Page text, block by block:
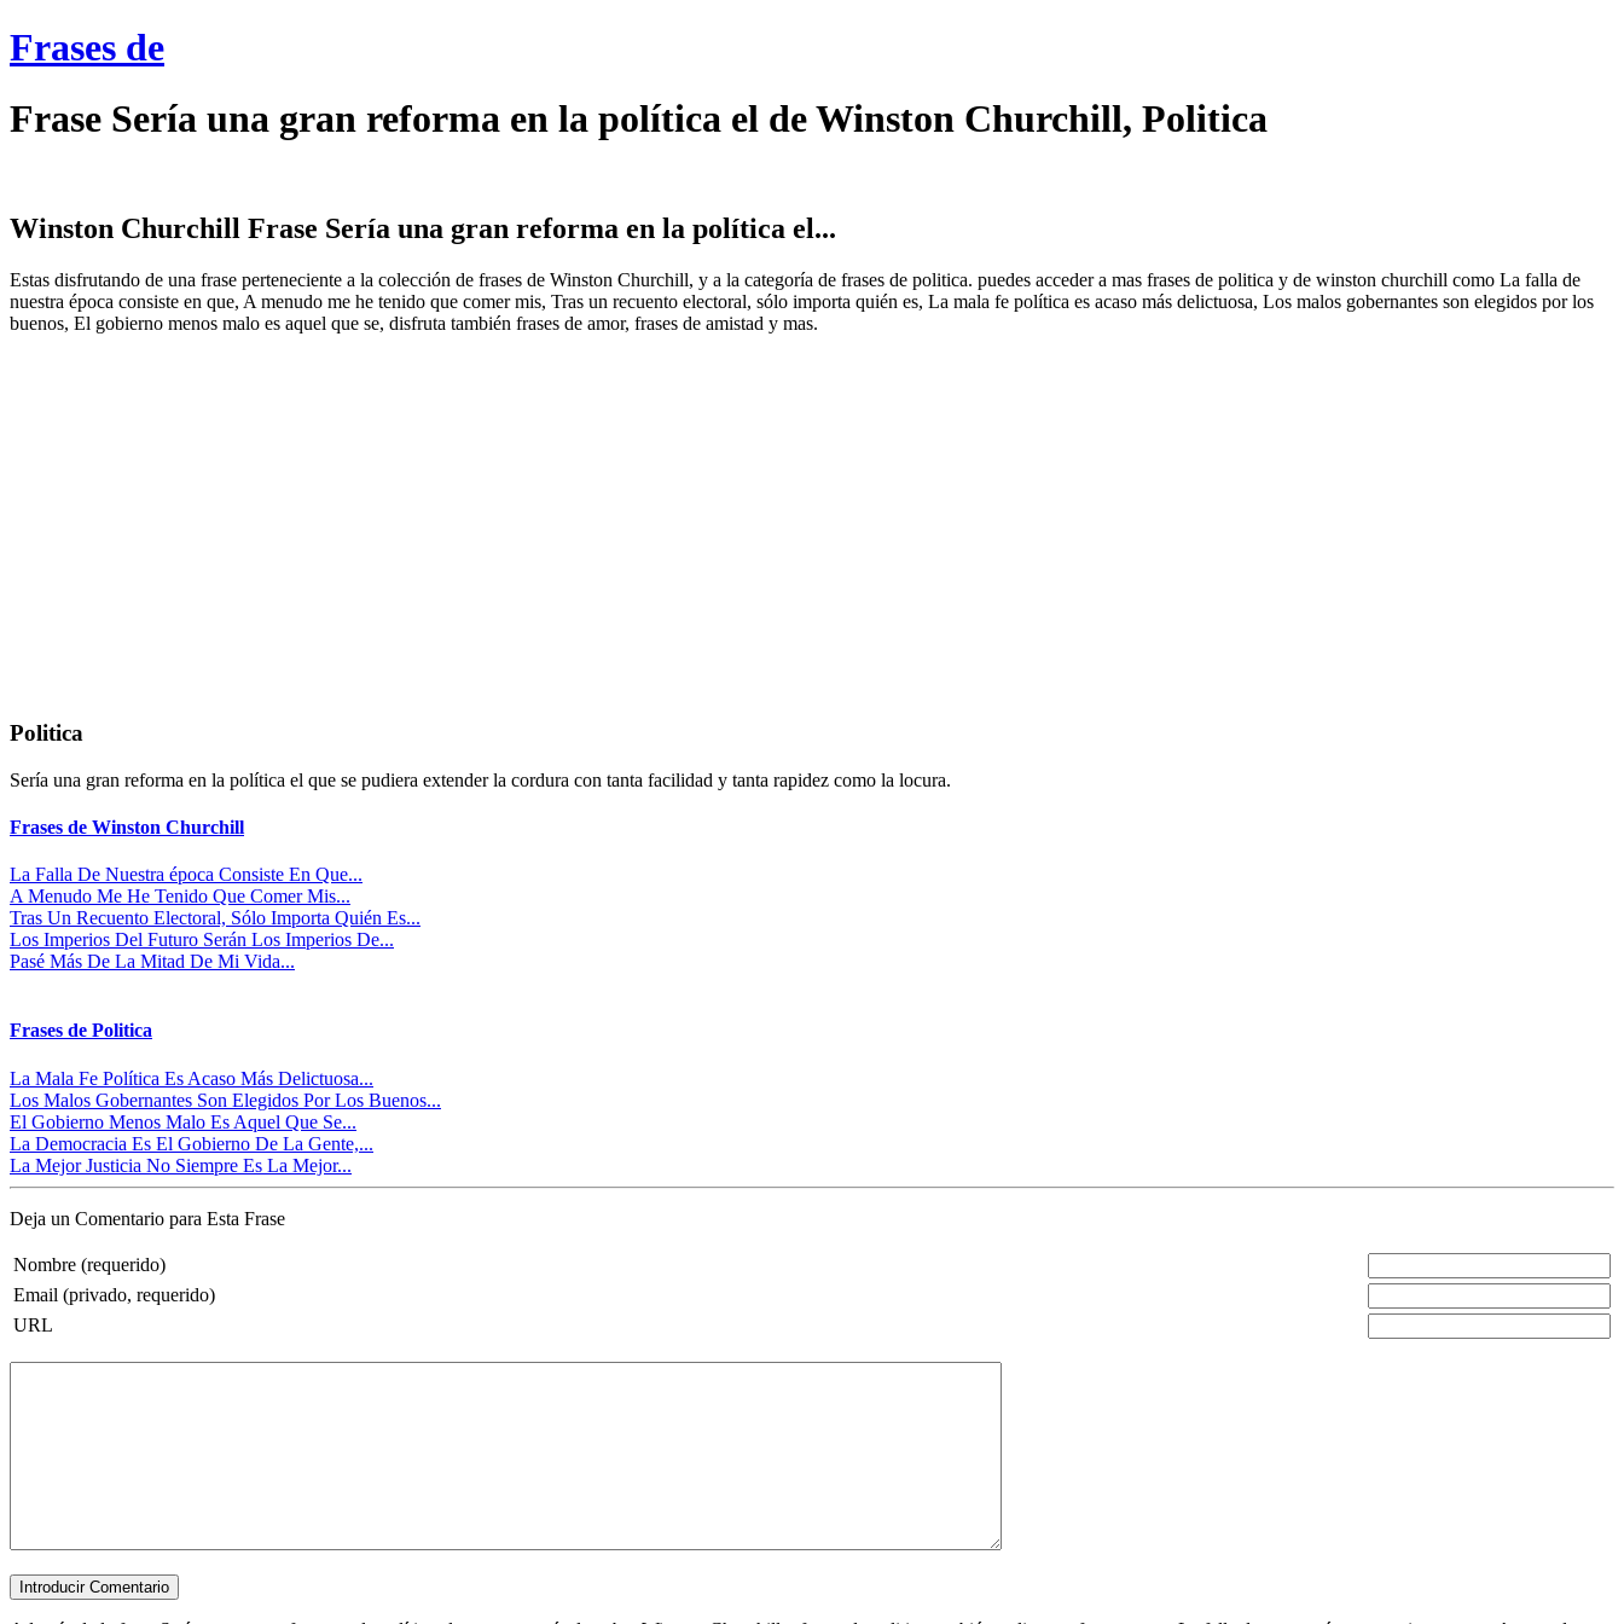
Frases de
Frase Sería una gran reforma en la política el de Winston Churchill, Politica
Winston Churchill Frase Sería una gran reforma en la política el...
Estas disfrutando de una frase perteneciente a la colección de frases de Winston Churchill, y a la categoría de frases de politica. puedes acceder a mas frases de politica y de winston churchill como La falla de
nuestra época consiste en que, A menudo me he tenido que comer mis, Tras un recuento electoral, sólo importa quién es, La mala fe política es acaso más delictuosa, Los malos gobernantes son elegidos por los
buenos, El gobierno menos malo es aquel que se, disfruta también frases de amor, frases de amistad y mas.
Politica
Sería una gran reforma en la política el que se pudiera extender la cordura con tanta facilidad y tanta rapidez como la locura.
Frases de Winston Churchill
La Falla De Nuestra época Consiste En Que...
A Menudo Me He Tenido Que Comer Mis...
Tras Un Recuento Electoral, Sólo Importa Quién Es...
Los Imperios Del Futuro Serán Los Imperios De...
Pasé Más De La Mitad De Mi Vida...
Frases de Politica
La Mala Fe Política Es Acaso Más Delictuosa...
Los Malos Gobernantes Son Elegidos Por Los Buenos...
El Gobierno Menos Malo Es Aquel Que Se...
La Democracia Es El Gobierno De La Gente,...
La Mejor Justicia No Siempre Es La Mejor...
Deja un Comentario para Esta Frase
Nombre (requerido)
Email (privado, requerido)
URL